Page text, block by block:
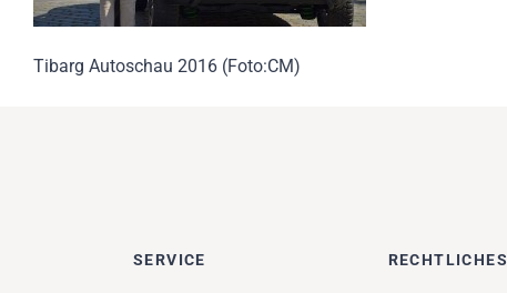
Tibarg Autoschau 2016 (Foto:CM)
SERVICE RECHTLICHES